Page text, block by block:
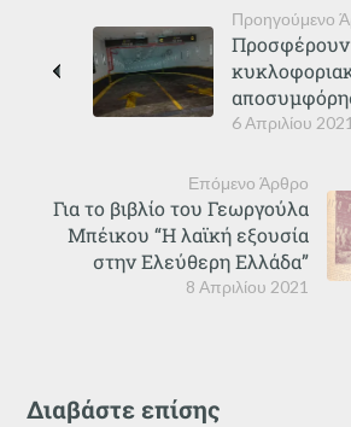
Προηγούμενο
6 Απριλίου 2021
Προσφέρουν
Επόμενο Άρθρο
8 Απριλίου 2021
Για το βιβλίο του Γεωργούλα
Μπέικου “Η λαϊκή εξουσία
στην Ελεύθερη Ελλάδα”
Διαβάστε επίσης